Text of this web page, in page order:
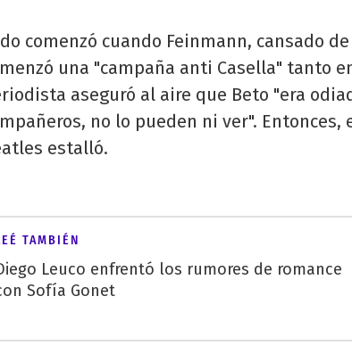
comenzó cuando Feinmann, cansado
una "campaña anti Casella" tanto
aseguró al aire que Beto "era
no lo pueden ni ver".
estalló.
TAMBIÉN
Leuco enfrentó los rumores de romance
Sofía Gonet